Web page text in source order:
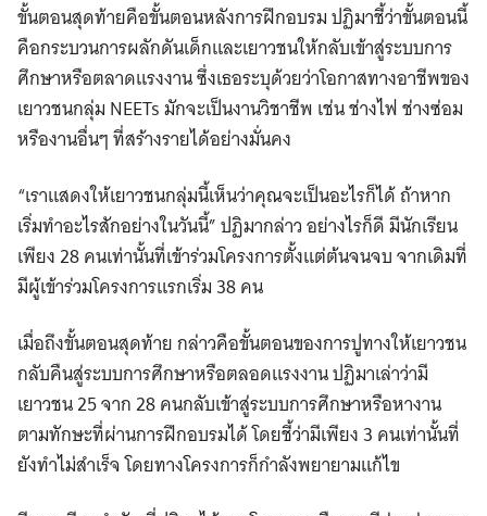
ขั้นตอนสุดท้ายคือขั้นตอนหลังการฝึกอบรม ปฏิมาชี้ว่าขั้นตอนนี้
คือกระบวนการผลักดันเด็กและเยาวชนให้กลับเข้าสู่ระบบการ
ศึกษาหรือตลาดแรงงาน ซึ่งเธอระบุด้วยว่าโอกาสทางอาชีพของ
เยาวชนกลุ่ม NEETs มักจะเป็นงานวิชาชีพ เช่น ช่างไฟ ช่างซ่อม
หรืองานอื่นๆ ที่สร้างรายได้อย่างมั่นคง
“เราแสดงให้เยาวชนกลุ่มนี้เห็นว่าคุณจะเป็นอะไรก็ได้ ถ้าหาก
เริ่มทำอะไรสักอย่างในวันนี้” ปฏิมากล่าว อย่างไรก็ดี มีนักเรียน
เพียง 28 คนเท่านั้นที่เข้าร่วมโครงการตั้งแต่ต้นจนจบ จากเดิมที่
มีผู้เข้าร่วมโครงการแรกเริ่ม 38 คน
เมื่อถึงขั้นตอนสุดท้าย กล่าวคือขั้นตอนของการปูทางให้เยาวชน
กลับคืนสู่ระบบการศึกษาหรือตลอดแรงงาน ปฏิมาเล่าว่ามี
เยาวชน 25 จาก 28 คนกลับเข้าสู่ระบบการศึกษาหรือหางาน
ตามทักษะที่ผ่านการฝึกอบรมได้ โดยชี้ว่ามีเพียง 3 คนเท่านั้นที่
ยังทำไม่สำเร็จ โดยทางโครงการก็กำลังพยายามแก้ไข